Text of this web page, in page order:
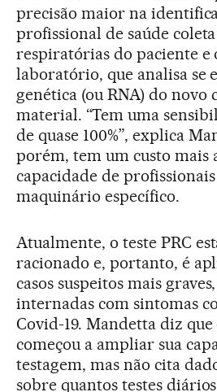
precisão maior na
profissional de saúde
respiratórias do paciente e
laboratório, que analisa se
genética (ou RNA) do novo
material. “Tem uma
de quase 100%”, explica
porém, tem um custo mais
capacidade de
maquinário específico.
Atualmente, o teste PRC
racionado e, portanto, é
casos suspeitos mais
internadas com sintomas
Covid-19. Mandetta diz
começou a ampliar sua
testagem, mas não cita
sobre quantos testes